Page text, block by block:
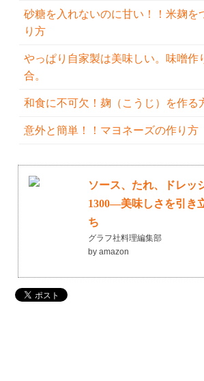
砂糖を入れないのに甘い！！米麹を
り方
やっぱり自家製は美味しい。味噌作
合。
和食に不可欠！麹（こうじ）を作る
意外と簡単！！マヨネーズの作り方
ソース、たれ、ドレッ
1300―美味しさを引き
ち
グラフ社料理編集部
by amazon